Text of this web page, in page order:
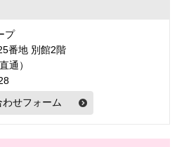
プ
番地 別館2階
通）